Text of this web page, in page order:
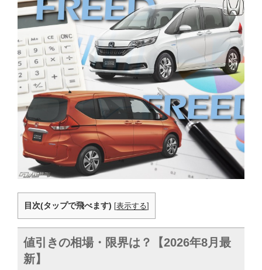
目次(タップで飛べます) [表示する]
値引きの相場・限界は？【2026年8月最
新】